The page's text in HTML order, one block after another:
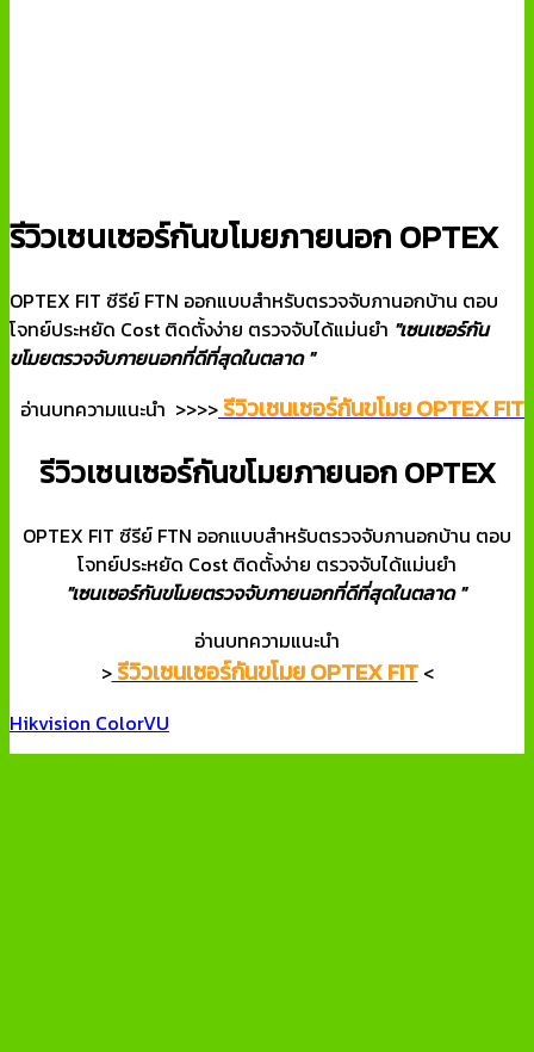
รีวิวเซนเซอร์กันขโมยภายนอก OPTEX
OPTEX FIT ซีรีย์ FTN ออกแบบสำหรับตรวจจับภานอกบ้าน ตอบ
โจทย์ประหยัด Cost ติดตั้งง่าย ตรวจจับได้แม่นยำ "เซนเซอร์กัน
ขโมยตรวจจับภายนอกที่ดีที่สุดในตลาด "
อ่านบทความแนะนำ >>>>รีวิวเซนเซอร์กันขโมย OPTEX FIT
รีวิวเซนเซอร์กันขโมยภายนอก OPTEX
OPTEX FIT ซีรีย์ FTN ออกแบบสำหรับตรวจจับภานอกบ้าน ตอบ
โจทย์ประหยัด Cost ติดตั้งง่าย ตรวจจับได้แม่นยำ
"เซนเซอร์กันขโมยตรวจจับภายนอกที่ดีที่สุดในตลาด "
อ่านบทความแนะนำ
>รีวิวเซนเซอร์กันขโมย OPTEX FIT<
Hikvision ColorVU